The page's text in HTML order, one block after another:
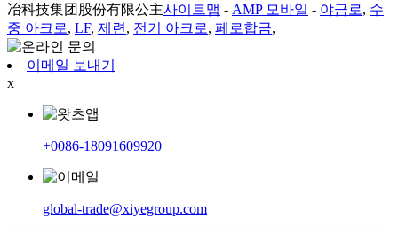
冶科技集团股份有限公主사이트맵 - AMP 모바일 - 야금로, 수
중 아크로, LF, 제련 , 전기 아크로, 페로합금,
이메일 보내기
x
+0086-18091609920
global-trade@xiyegroup.com